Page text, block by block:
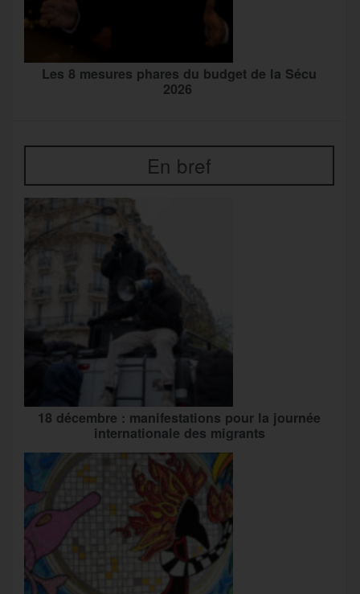
Les 8 mesures phares du budget de la Sécu
2026
En bref
18 décembre : manifestations pour la journée
internationale des migrants